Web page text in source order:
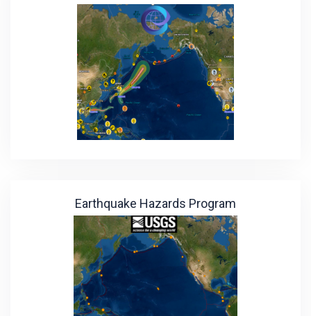
Earthquake Hazards Program